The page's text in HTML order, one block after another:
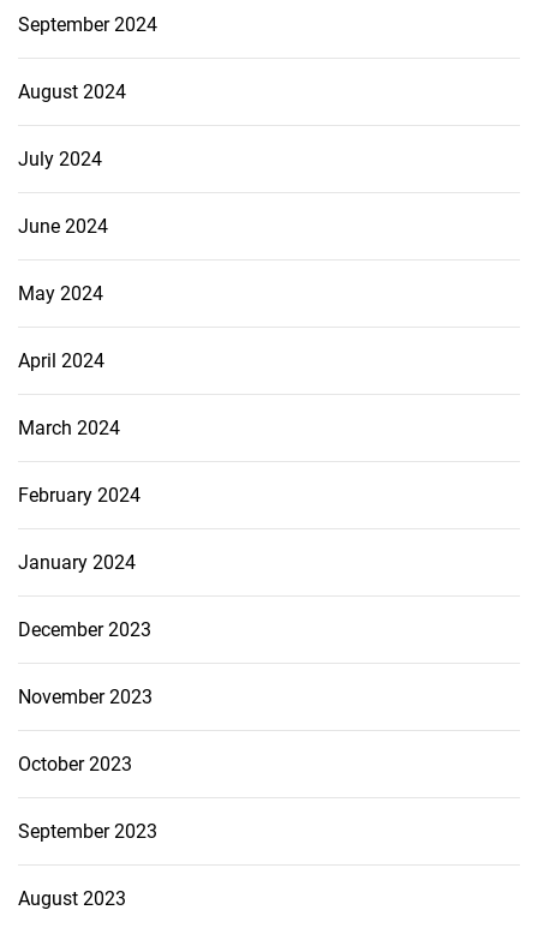
September 2024
August 2024
July 2024
June 2024
May 2024
April 2024
March 2024
February 2024
January 2024
December 2023
November 2023
October 2023
September 2023
August 2023